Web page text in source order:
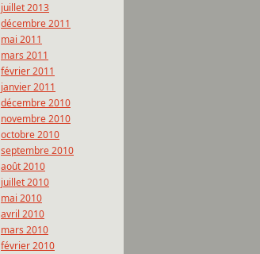
juillet 2013
décembre 2011
mai 2011
mars 2011
février 2011
janvier 2011
décembre 2010
novembre 2010
octobre 2010
septembre 2010
août 2010
juillet 2010
mai 2010
avril 2010
mars 2010
février 2010